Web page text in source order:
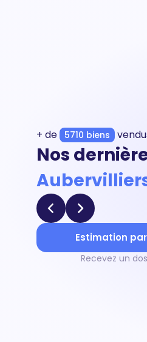
+ de 5710 biens
Nos
Estimation
Recevez un